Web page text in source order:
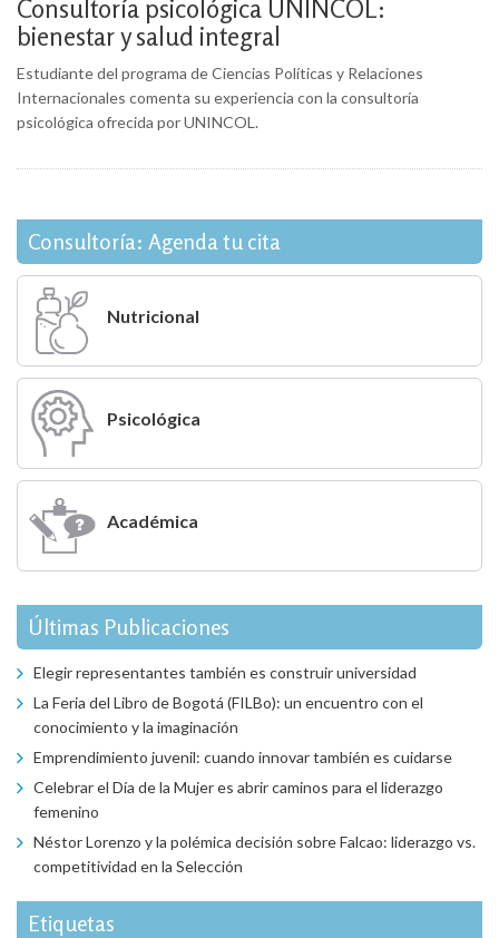
Consultoría psicológica UNINCOL:
bienestar y salud integral
Estudiante del programa de Ciencias Políticas y Relaciones
Internacionales comenta su experiencia con la consultoría
psicológica ofrecida por UNINCOL.
Consultoría: Agenda tu cita
Nutricional
Psicológica
Académica
Últimas Publicaciones
Elegir representantes también es construir universidad
La Feria del Libro de Bogotá (FILBo): un encuentro con el
conocimiento y la imaginación
Emprendimiento juvenil: cuando innovar también es cuidarse
Celebrar el Día de la Mujer es abrir caminos para el liderazgo
femenino
Néstor Lorenzo y la polémica decisión sobre Falcao: liderazgo vs.
competitividad en la Selección
Etiquetas